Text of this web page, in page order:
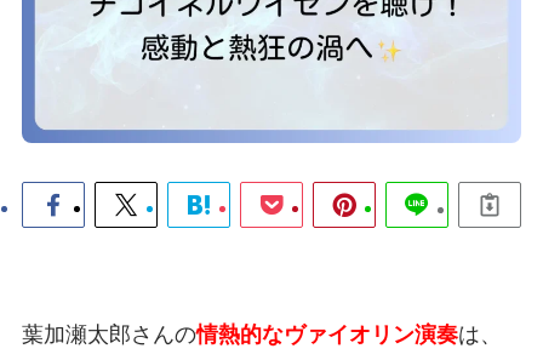
葉加瀬太郎さんの情熱的なヴァイオリン演奏は、